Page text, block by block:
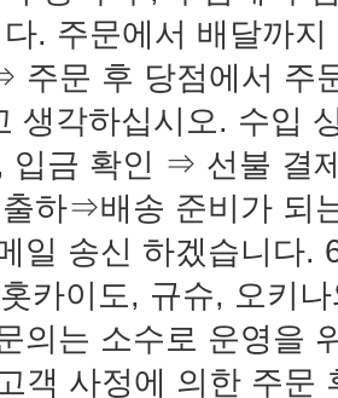
다. 주문에서 배달까
주문 후 당점에서 주
생각하십시오. 수입
입금 확인 ⇒ 선불 결
하⇒배송 준비가 되
일 송신 하겠습니다
카이도, 규슈, 오키
의는 소수로 운영을
객 사정에 의한 주문